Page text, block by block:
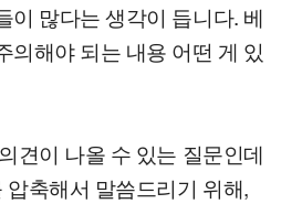
이 많다는 생각이 듭니다. 베
의해야 되는 내용 어떤 게 있
견이 나올 수 있는 질문인데
압축해서 말씀드리기 위해,